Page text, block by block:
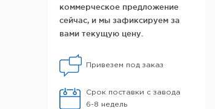
коммерческое предложение
сейчас, и мы зафиксируем за
вами текущую цену.
Привезем под заказ
Срок поставки с завода
6-8 недель